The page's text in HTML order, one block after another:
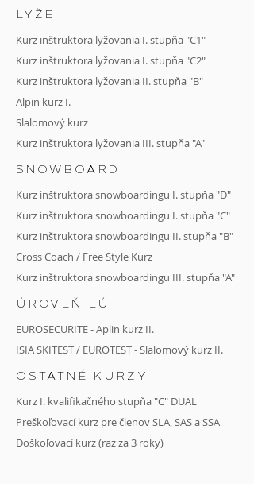
LYŽE
Kurz inštruktora lyžovania I. stupňa "C1"
Kurz inštruktora lyžovania I. stupňa "C2"
Kurz inštruktora lyžovania II. stupňa "B"
Alpin kurz I.
Slalomový kurz
Kurz inštruktora lyžovania III. stupňa "A"
SNOWBOARD
Kurz inštruktora snowboardingu I. stupňa "D"
Kurz inštruktora snowboardingu I. stupňa "C"
Kurz inštruktora snowboardingu II. stupňa "B"
Cross Coach / Free Style Kurz
Kurz inštruktora snowboardingu III. stupňa "A"
ÚROVEŇ EÚ
EUROSECURITE - Aplin kurz II.
ISIA SKITEST / EUROTEST - Slalomový kurz II.
OSTATNÉ KURZY
Kurz I. kvalifikačného stupňa "C" DUAL
Preškoľovací kurz pre členov SLA, SAS a SSA
Doškoľovací kurz (raz za 3 roky)